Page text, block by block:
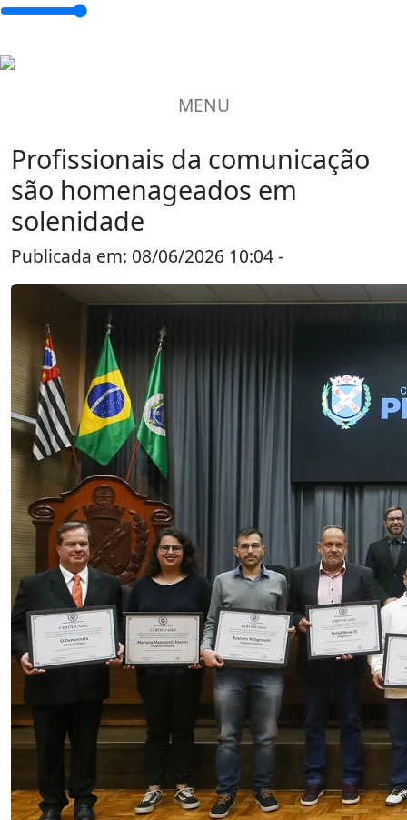
MENU
Profissionais da comunicação
são homenageados em
solenidade
Publicada em: 08/06/2026 10:04 -